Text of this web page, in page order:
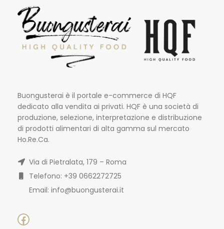
Buongusterai è il portale e-commerce di HQF
dedicato alla vendita ai privati. HQF è una società di
produzione, selezione, interpretazione e distribuzione
di prodotti alimentari di alta gamma sul mercato
Ho.Re.Ca.
Via di Pietralata, 179 – Roma
Telefono: +39 0662272725
Email: info@buongusterai.it